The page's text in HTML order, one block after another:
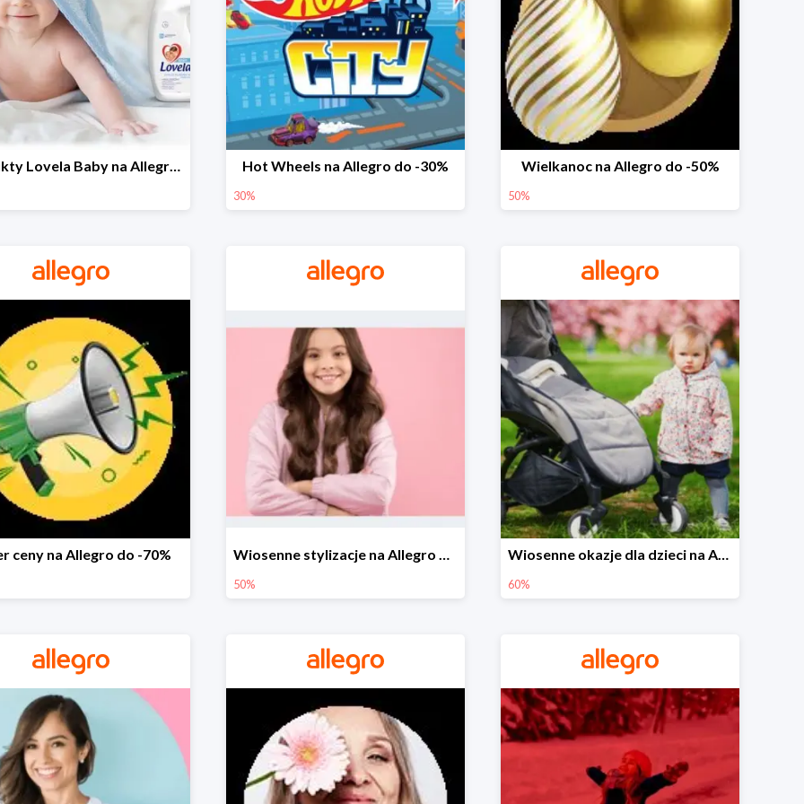
Produkty Lovela Baby na Allegro do -30% Hot Wheels na Allegro do -30%
30%
Wielkanoc na Allegro do -50%
50%
ceny na Allegro do -70% Wiosenne stylizacje na Allegro do -50%
50%
Wiosenne okazje dla dzieci na Allegro do -60%
60%